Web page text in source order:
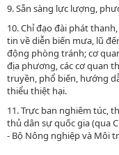
9. Sẵn sàng lực lượng,
10. Chỉ đạo đài phát
tin về diễn biến mưa, lũ
động phòng tránh; cơ
địa phương, các cơ quan
truyền, phổ biến, hướng
thiểu thiệt hại.
11. Trực ban nghiêm túc,
thủ dân sự quốc gia (qua
- Bộ Nông nghiệp và Môi